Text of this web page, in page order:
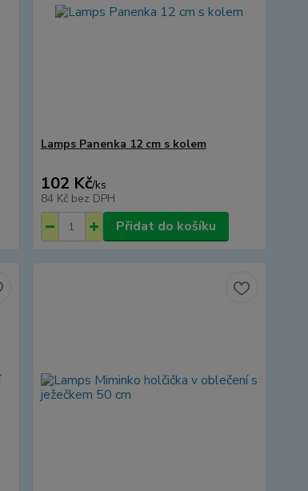
Lamps Panenka 12 cm s kolem
102 Kč/ks
84 Kč bez DPH
Přidat do košíku